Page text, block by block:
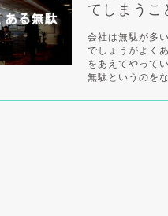
てしまうこ
会社は無駄が多
でしょうがよく
をあえてやって
無駄というのを